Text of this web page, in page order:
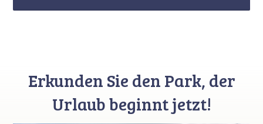
Erkunden Sie den Park, der
Urlaub beginnt jetzt!